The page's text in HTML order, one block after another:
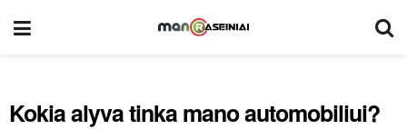
Kokia alyva tinka mano automobiliui?